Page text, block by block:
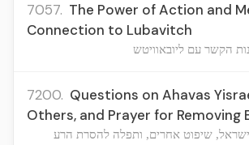
7057. The Power of Action and
Connection to Lubavitch
הקשר עם ליובאוויטש
7200. Questions on Ahavas
Others, and Prayer for Removing
שיפוט אחרים, ותפלה להסרת הרע